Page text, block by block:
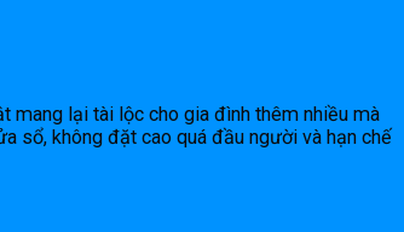
mang lại tài lộc cho gia đình thêm nhiều mà
sổ, không đặt cao quá đầu người và hạn chế